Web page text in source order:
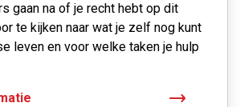
gaan na of je recht hebt op dit
te kijken naar wat je zelf nog kunt
leven en voor welke taken je hulp